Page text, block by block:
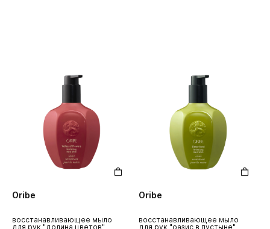
Oribe
восстанавливающее мыло
для рук "долина цветов"
Oribe
восстанавливающее мыло
для рук "оазис в пустыне"